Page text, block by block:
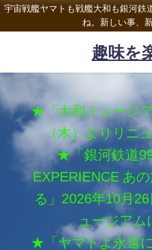
宇宙戦艦ヤマトも戦艦大和も銀河鉄
ね。新しい事、
趣味を
★「大和ミュージ
（木）よりリニ
★「銀河鉄道
EXPERIENCE あ
る」2026年10月
ュージア
★「ヤマトよ永遠